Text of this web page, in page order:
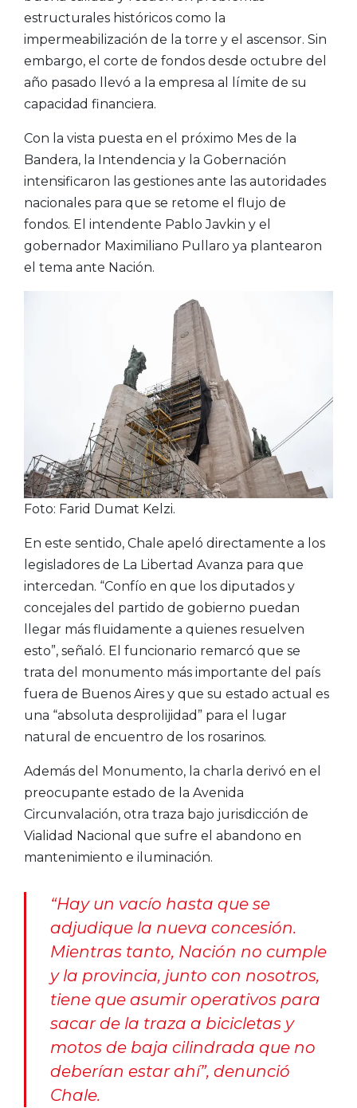
estructurales históricos como la
impermeabilización de la torre y el ascensor. Sin
embargo, el corte de fondos desde octubre del
año pasado llevó a la empresa al límite de su
capacidad financiera.
Con la vista puesta en el próximo Mes de la
Bandera, la Intendencia y la Gobernación
intensificaron las gestiones ante las autoridades
nacionales para que se retome el flujo de
fondos. El intendente Pablo Javkin y el
gobernador Maximiliano Pullaro ya plantearon
el tema ante Nación.
Foto: Farid Dumat Kelzi.
En este sentido, Chale apeló directamente a los
legisladores de La Libertad Avanza para que
intercedan. “Confío en que los diputados y
concejales del partido de gobierno puedan
llegar más fluidamente a quienes resuelven
esto”, señaló. El funcionario remarcó que se
trata del monumento más importante del país
fuera de Buenos Aires y que su estado actual es
una “absoluta desprolijidad” para el lugar
natural de encuentro de los rosarinos.
Además del Monumento, la charla derivó en el
preocupante estado de la Avenida
Circunvalación, otra traza bajo jurisdicción de
Vialidad Nacional que sufre el abandono en
mantenimiento e iluminación.
“Hay un vacío hasta que se
adjudique la nueva concesión.
Mientras tanto, Nación no cumple
y la provincia, junto con nosotros,
tiene que asumir operativos para
sacar de la traza a bicicletas y
motos de baja cilindrada que no
deberían estar ahí”, denunció
Chale.